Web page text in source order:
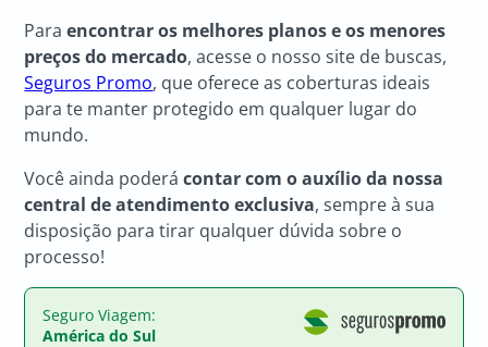
Paraencontrar os melhores planos e os menores
preços do mercado, acesse o nosso site de buscas,
Seguros Promo, que oferece as coberturas ideais
para te manter protegido em qualquer lugar do
mundo.
Você ainda poderácontar com o auxílio da nossa
central de atendimento exclusiva, sempre à sua
disposição para tirar qualquer dúvida sobre o
processo!
Seguro Viagem:
América do Sul